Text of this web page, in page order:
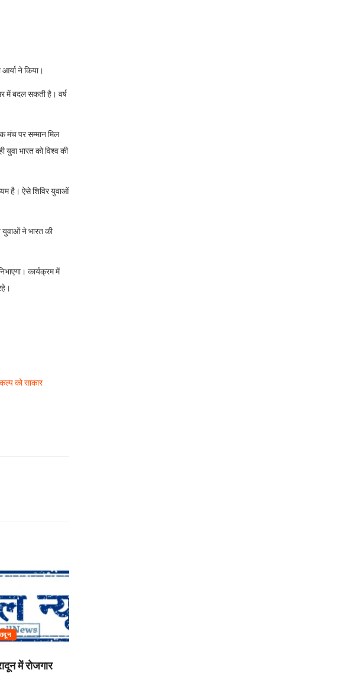
ने किया।
में बदल सकती है। वर्ष
मंच पर सम्मान मिल
युवा भारत को विश्व की
है। ऐसे शिविर युवाओं
युवाओं ने भारत की
कार्यक्रम में
को साकार
में रोजगार